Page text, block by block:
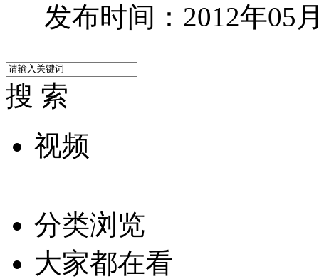
发布时间：2012年05
搜 索
视频
分类浏览
大家都在看